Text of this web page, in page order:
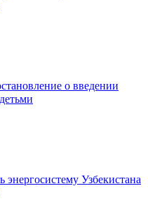
о введении
Узбекистана